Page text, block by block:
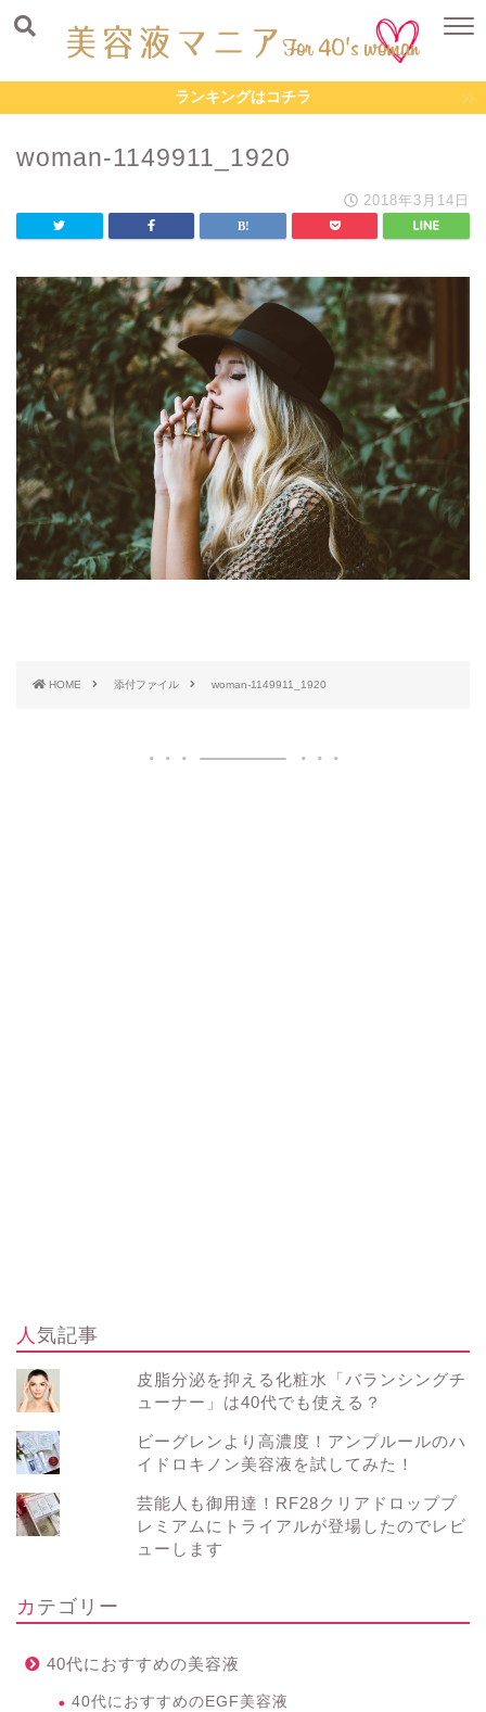
ランキングはコチラ
woman-1149911_1920
2018年3月14日
HOME 添付ファイル woman-1149911_1920
人気記事
皮脂分泌を抑える化粧水「バランシングチ
ューナー」は40代でも使える？
ビーグレンより高濃度！アンプルールのハ
イドロキノン美容液を試してみた！
芸能人も御用達！RF28クリアドロッププ
レミアムにトライアルが登場したのでレビ
ューします
カテゴリー
40代におすすめの美容液
40代におすすめのEGF美容液